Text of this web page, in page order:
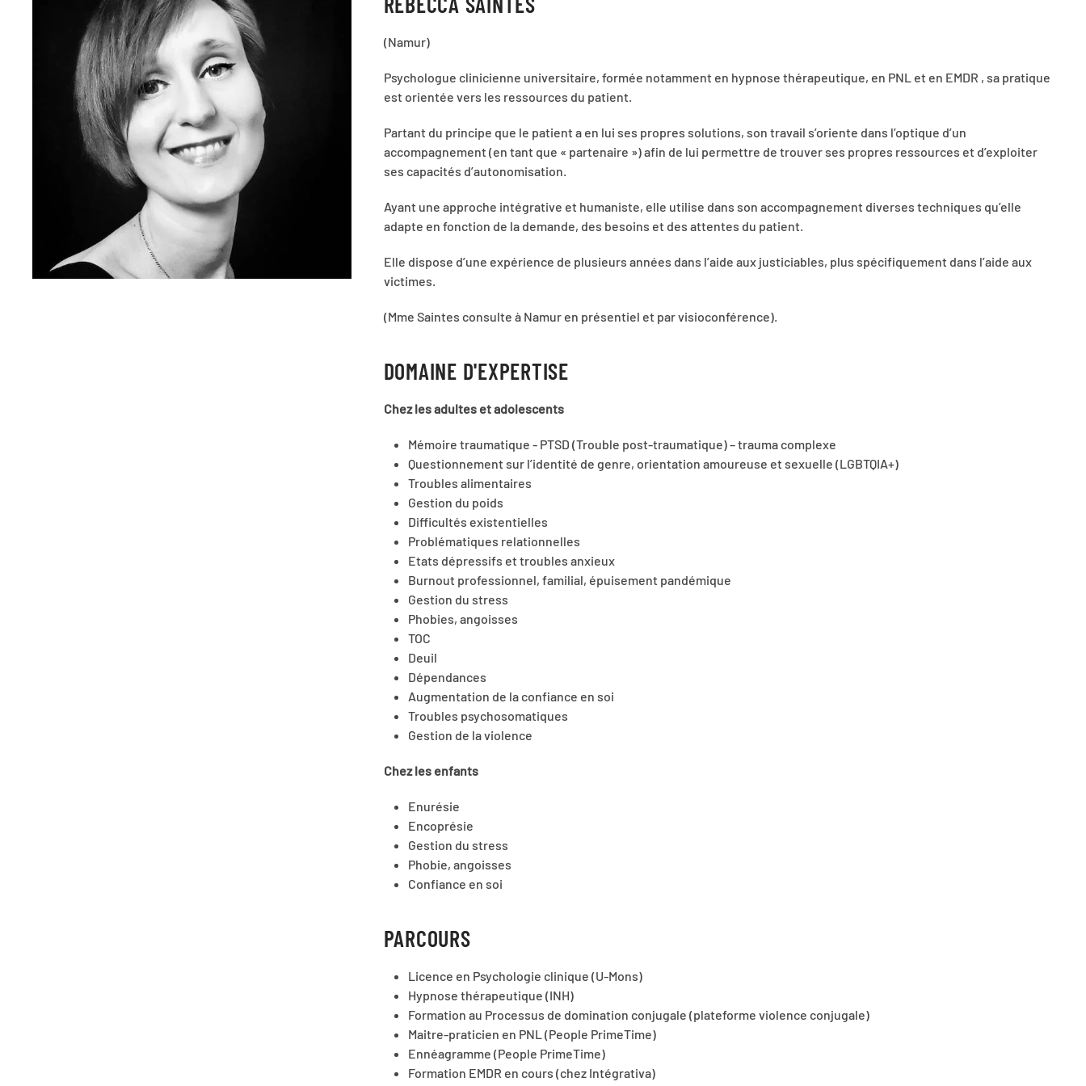
(Namur)
Psychologue clinicienne universitaire, formée notamment en hypnose thérapeutique, en PNL et en EMDR , sa pratique
est orientée vers les ressources du patient.
Partant du principe que le patient a en lui ses propres solutions, son travail s’oriente dans l’optique d’un
accompagnement (en tant que « partenaire ») afin de lui permettre de trouver ses propres ressources et d’exploiter
ses capacités d’autonomisation.
Ayant une approche intégrative et humaniste, elle utilise dans son accompagnement diverses techniques qu’elle
adapte en fonction de la demande, des besoins et des attentes du patient.
Elle dispose d’une expérience de plusieurs années dans l’aide aux justiciables, plus spécifiquement dans l’aide aux
victimes.
(Mme Saintes consulte à Namur en présentiel et par visioconférence).
DOMAINE D'EXPERTISE
Chez les adultes et adolescents
Mémoire traumatique - PTSD (Trouble post-traumatique) – trauma complexe
Questionnement sur l’identité de genre, orientation amoureuse et sexuelle (LGBTQIA+)
Troubles alimentaires
Gestion du poids
Difficultés existentielles
Problématiques relationnelles
Etats dépressifs et troubles anxieux
Burnout professionnel, familial, épuisement pandémique
Gestion du stress
Phobies, angoisses
TOC
Deuil
Dépendances
Augmentation de la confiance en soi
Troubles psychosomatiques
Gestion de la violence
Chez les enfants
Enurésie
Encoprésie
Gestion du stress
Phobie, angoisses
Confiance en soi
PARCOURS
Licence en Psychologie clinique (U-Mons)
Hypnose thérapeutique (INH)
Formation au Processus de domination conjugale (plateforme violence conjugale)
Maitre-praticien en PNL (People PrimeTime)
Ennéagramme (People PrimeTime)
Formation EMDR en cours (chez Intégrativa)